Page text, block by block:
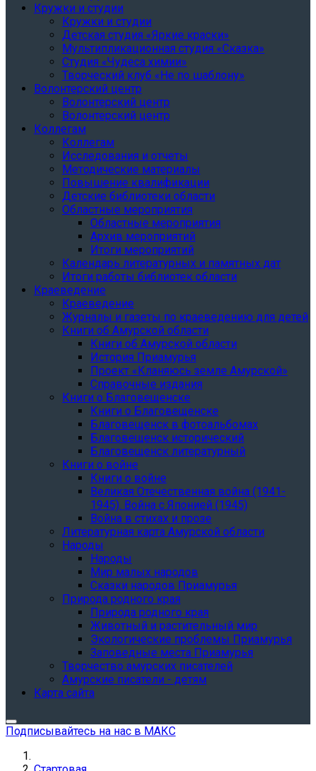
Кружки и студии
Кружки и студии
Детская студия «Яркие краски»
Мультипликационная студия «Сказка»
Студия «Чудеса химии»
Творческий клуб «Не по шаблону»
Волонтерский центр
Волонтерский центр
Волонтерский центр
Коллегам
Коллегам
Исследования и отчеты
Методические материалы
Повышение квалификации
Детские библиотеки области
Областные мероприятия
Областные мероприятия
Архив мероприятий
Итоги мероприятий
Календарь литературных и памятных дат
Итоги работы библиотек области
Краеведение
Краеведение
Журналы и газеты по краеведению для детей
Книги об Амурской области
Книги об Амурской области
История Приамурья
Проект «Кланяюсь земле Амурской»
Справочные издания
Книги о Благовещенске
Книги о Благовещенске
Благовещенск в фотоальбомах
Благовещенск исторический
Благовещенск литературный
Книги о войне
Книги о войне
Великая Отечественная война (1941-
1945). Война с Японией (1945)
Война в стихах и прозе
Литературная карта Амурской области
Народы
Народы
Мир малых народов
Сказки народов Приамурья
Природа родного края
Природа родного края
Животный и растительный мир
Экологические проблемы Приамурья
Заповедные места Приамурья
Творчество амурских писателей
Амурские писатели - детям
Карта сайта
Подписывайтесь на нас в МАКС